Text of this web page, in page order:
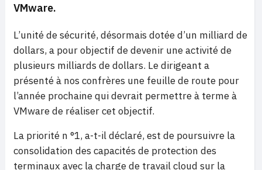
VMware.
L’unité de sécurité, désormais dotée d’un milliard de
dollars, a pour objectif de devenir une activité de
plusieurs milliards de dollars. Le dirigeant a
présenté à nos confrères une feuille de route pour
l’année prochaine qui devrait permettre à terme à
VMware de réaliser cet objectif.
La priorité n °1, a-t-il déclaré, est de poursuivre la
consolidation des capacités de protection des
terminaux avec la charge de travail cloud sur la